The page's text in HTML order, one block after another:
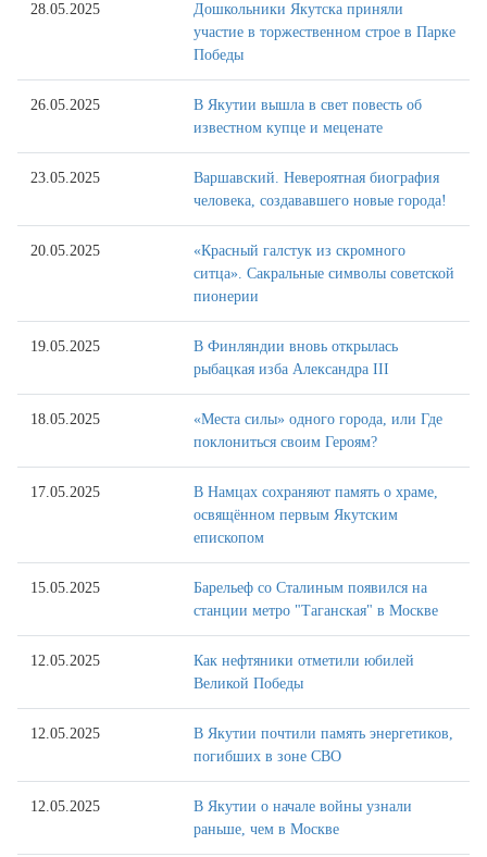
28.05.2025
Дошкольники Якутска приняли
участие в торжественном строе в Парке
Победы
26.05.2025
В Якутии вышла в свет повесть об
известном купце и меценате
23.05.2025
Варшавский. Невероятная биография
человека, создававшего новые города!
20.05.2025
«Красный галстук из скромного
ситца». Сакральные символы советской
пионерии
19.05.2025
В Финляндии вновь открылась
рыбацкая изба Александра III
18.05.2025
«Места силы» одного города, или Где
поклониться своим Героям?
17.05.2025
В Намцах сохраняют память о храме,
освящённом первым Якутским
епископом
15.05.2025
Барельеф со Сталиным появился на
станции метро "Таганская" в Москве
12.05.2025
Как нефтяники отметили юбилей
Великой Победы
12.05.2025
В Якутии почтили память энергетиков,
погибших в зоне СВО
12.05.2025
В Якутии о начале войны узнали
раньше, чем в Москве